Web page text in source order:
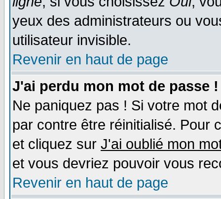
yeux des administrateurs ou
utilisateur invisible.
Revenir en haut de page
J'ai perdu mon mot de passe !
Ne paniquez pas ! Si votre mot
par contre être réinitialisé. Pour
et cliquez sur J'ai oublié mon
et vous devriez pouvoir vous
Revenir en haut de page